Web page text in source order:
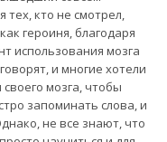
тех, кто не смотрел,
героиня, благодаря
использования мозга
и многие хотели
мозга, чтобы
запоминать слова, и
не все знают, что